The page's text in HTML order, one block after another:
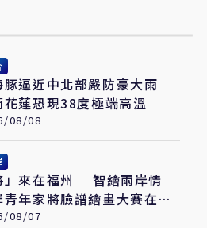
豚逼近中北部嚴防豪大雨
花蓮恐現38度極端高溫
08/08
」來在福州 智繪兩岸情
青年家將臉譜繪畫大賽在福
幕
08/07